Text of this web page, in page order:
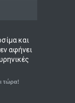
και
αφήνει
τώρα!